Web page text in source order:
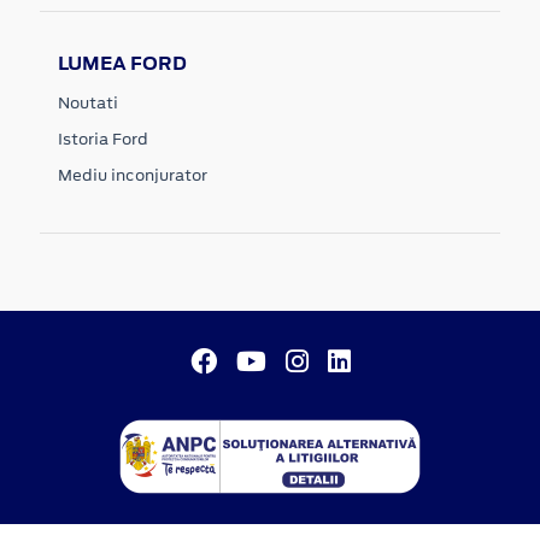
LUMEA FORD
Noutati
Istoria Ford
Mediu inconjurator